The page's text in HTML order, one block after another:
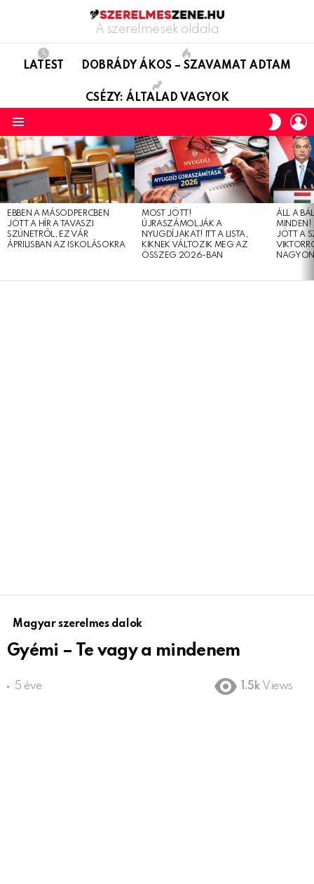
A szerelmesek oldala
LATEST DOBRÁDY ÁKOS – SZAVAMAT ADTAM
CSÉZY: ÁLTALAD VAGYOK
SKIN
LATEST
STORIES
EBBEN A MÁSODPERCBEN
JÖTT A HÍR A TAVASZI
SZÜNETRŐL, EZ VÁR
ÁPRILISBAN AZ ISKOLÁSOKRA
MOST JÖTT!
ÚJRASZÁMOLJÁK A
NYUGDÍJAKAT! ITT A LISTA,
KIKNEK VÁLTOZIK MEG AZ
ÖSSZEG 2026-BAN
ÁLL A
MINDEN!
JÖTT A
Magyar szerelmes dalok
Gyémi – Te vagy a mindenem
5 éve 1.5k Views